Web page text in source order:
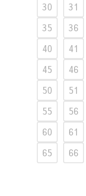
30
31
35
36
40
41
45
46
50
51
55
56
60
61
65
66